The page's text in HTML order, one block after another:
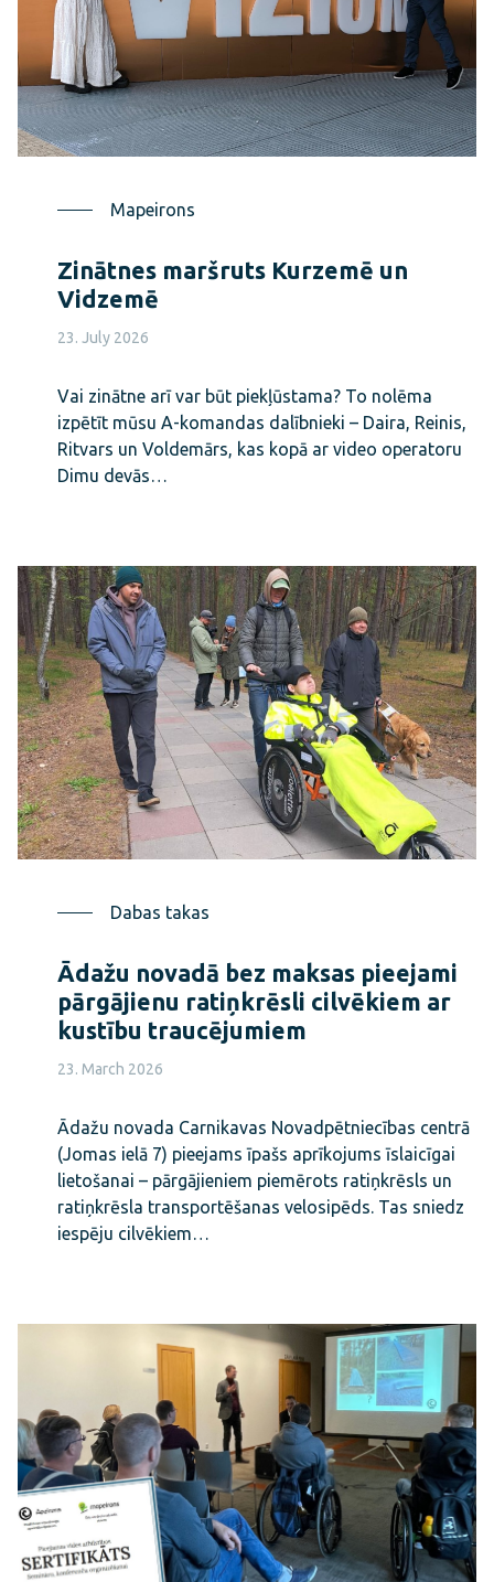
Mapeirons
Zinātnes maršruts Kurzemē un
Vidzemē
23. July 2026
Vai zinātne arī var būt piekļūstama? To nolēma
izpētīt mūsu A-komandas dalībnieki – Daira, Reinis,
Ritvars un Voldemārs, kas kopā ar video operatoru
Dimu devās…
Dabas takas
Ādažu novadā bez maksas pieejami
pārgājienu ratiņkrēsli cilvēkiem ar
kustību traucējumiem
23. March 2026
Ādažu novada Carnikavas Novadpētniecības centrā
(Jomas ielā 7) pieejams īpašs aprīkojums īslaicīgai
lietošanai – pārgājieniem piemērots ratiņkrēsls un
ratiņkrēsla transportēšanas velosipēds. Tas sniedz
iespēju cilvēkiem…